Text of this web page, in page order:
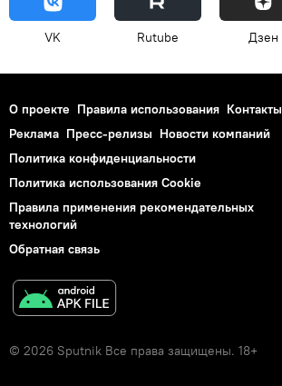
VK Rutube Дзен
О проекте Правила использования Контакты
Реклама Пресс-релизы Новости компаний
Политика конфиденциальности
Политика использования Cookie
Правила применения рекомендательных
технологий
Обратная связь
© 2026 Sputnik Все права защищены. 18+